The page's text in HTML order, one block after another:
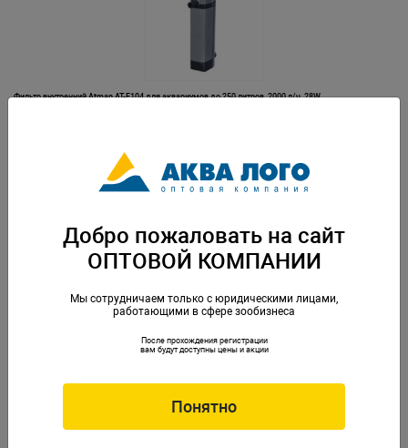
Фильтр внутренний Atman AT-F104 для аквариумов до 250 литров, 2000 л/ч, 28W
Фильтр внутренний Atman AT-F300 для аквариумов до 30 литров, 150 л/ч, 2W
Добро пожаловать на сайт
ОПТОВОЙ КОМПАНИИ
Мы сотрудничаем только с юридическими лицами,
работающими в сфере зообизнеса
После прохождения регистрации
вам будут доступны цены и акции
Понятно